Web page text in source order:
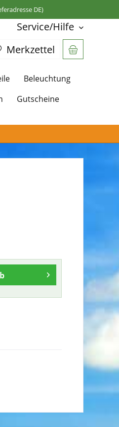
DE)
Service/Hilfe
Merkzettel
Beleuchtung
Gutscheine